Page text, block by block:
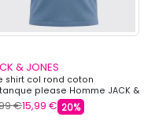
& JONES
shirt col rond coton
please Homme JACK &
€15,99 € 20%